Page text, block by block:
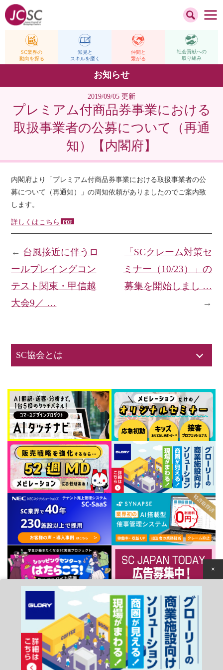
SC業界の
動向を探る
知見と
スキルを磨く
仲間と
繋がる
社会貢献への
取り組み
お知らせ
2019/09/05 更新
プレミアム付商品券事業における
取扱事業者の公募について（再通
知）【内閣府】
内閣府より「プレミアム付商品券事業における取扱事業者の公
募について（再通知）」の周知依頼がありましたのでご案内致
します。
詳しくはこちら
「SCクレーム対策セ
ミナー（10/23）」の
募集を開始しまし …
→
← 台風接近に伴うロ
ールプレイングコン
テスト関東・甲信越
大会9／ …
SC協会とは
個人情報保護方針
×